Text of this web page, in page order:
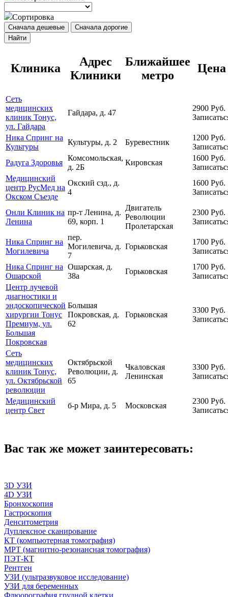
Сортировка
Сначала дешевые
Сначала дорогие
Найти
Клиника
Адрес
Клиники
Ближайшее
метро
Цена
Сеть
медицинских
клиник Тонус,
ул. Гайдара
Гайдара, д. 47
2900 Руб.
Ника Спринг на
Культуры
Культуры, д. 2 Буревестник
1200 Руб.
Радуга Здоровья
Комсомольская,
д. 2Б
Кировская
1600 Руб.
Медицинский
центр РусМед на
Окском Съезде
Окский сзд., д.
4
1600 Руб.
Онли Клиник на
Ленина
пр-т Ленина, д.
69, корп. 1
Двигатель
Революции
Пролетарская
2300 Руб.
Ника Спринг на
Могилевича
пер.
Могилевича, д.
7
Горьковская
1700 Руб.
Ника Спринг на
Ошарской
Ошарская, д.
38а
Горьковская
1700 Руб.
Центр лучевой
диагностики и
эндоскопической
хирургии Тонус
Премиум, ул.
Большая
Покровская
Большая
Покровская, д.
62
Горьковская
3300 Руб.
Сеть
медицинских
клиник Тонус,
ул. Октябрьской
революции
Октябрьской
Революции, д.
65
Чкаловская
Ленинская
3300 Руб.
Медицинский
центр Свет
б-р Мира, д. 5 Московская
2300 Руб.
Вас так же может заинтересовать:
3D УЗИ
4D УЗИ
Бронхоскопия
Гастроскопия
Денситометрия
Дуплексное сканирование
КТ (компьютерная томография)
МРТ (магнитно-резонансная томография)
ПЭТ-КТ
Рентген
УЗИ (ультразвуковое исследование)
УЗИ для беременных